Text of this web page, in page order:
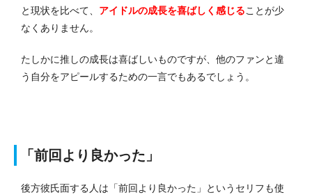
と現状を比べて、 アイドルの成長を喜ばしく感じることが少
なくありません。
たしかに推しの成長は喜ばしいものですが、他のファンと違
う自分をアピールするための一言でもあるでしょう。
「前回より良かった」
後方彼氏面する人は「前回より良かった」というセリフも使